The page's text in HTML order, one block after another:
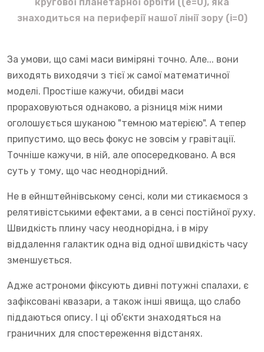
знаходиться на периферії нашої лінії зору (і=0)
За умови, що самі маси виміряні точно. Але... вони
виходять виходячи з тієї ж самої математичної
моделі. Простіше кажучи, обидві маси
прораховуються однаково, а різниця між ними
оголошується шуканою "темною матерією". А тепер
припустимо, що весь фокус не зовсім у гравітації.
Точніше кажучи, в ній, але опосередковано. А вся
суть у тому, що час неоднорідний.
Не в ейнштейнівському сенсі, коли ми стикаємося з
релятивістськими ефектами, а в сенсі постійної руху.
Швидкість плину часу неоднорідна, і в міру
віддалення галактик одна від одної швидкість часу
зменшується.
Адже астрономи фіксують дивні потужні спалахи, є
зафіксовані квазари, а також інші явища, що слабо
піддаються опису. І ці об'єкти знаходяться на
граничних для спостереження відстанях.